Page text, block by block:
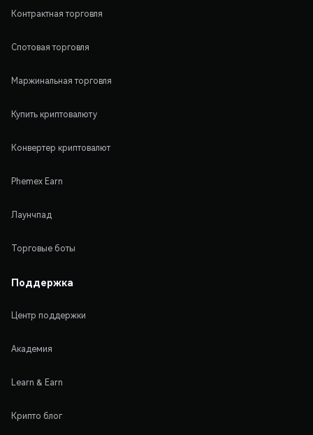
Контрактная торговля
Спотовая торговля
Маржинальная торговля
Купить криптовалюту
Конвертер криптовалют
Phemex Earn
Лаунчпад
Торговые боты
Поддержка
Центр поддержки
Академия
Learn & Earn
Крипто блог